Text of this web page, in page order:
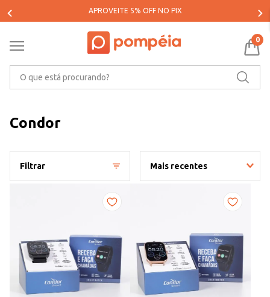
PARCELE SUAS COMPRAS EM ATÉ 5X SEM JUROS*
0
Condor
Filtrar Mais recentes